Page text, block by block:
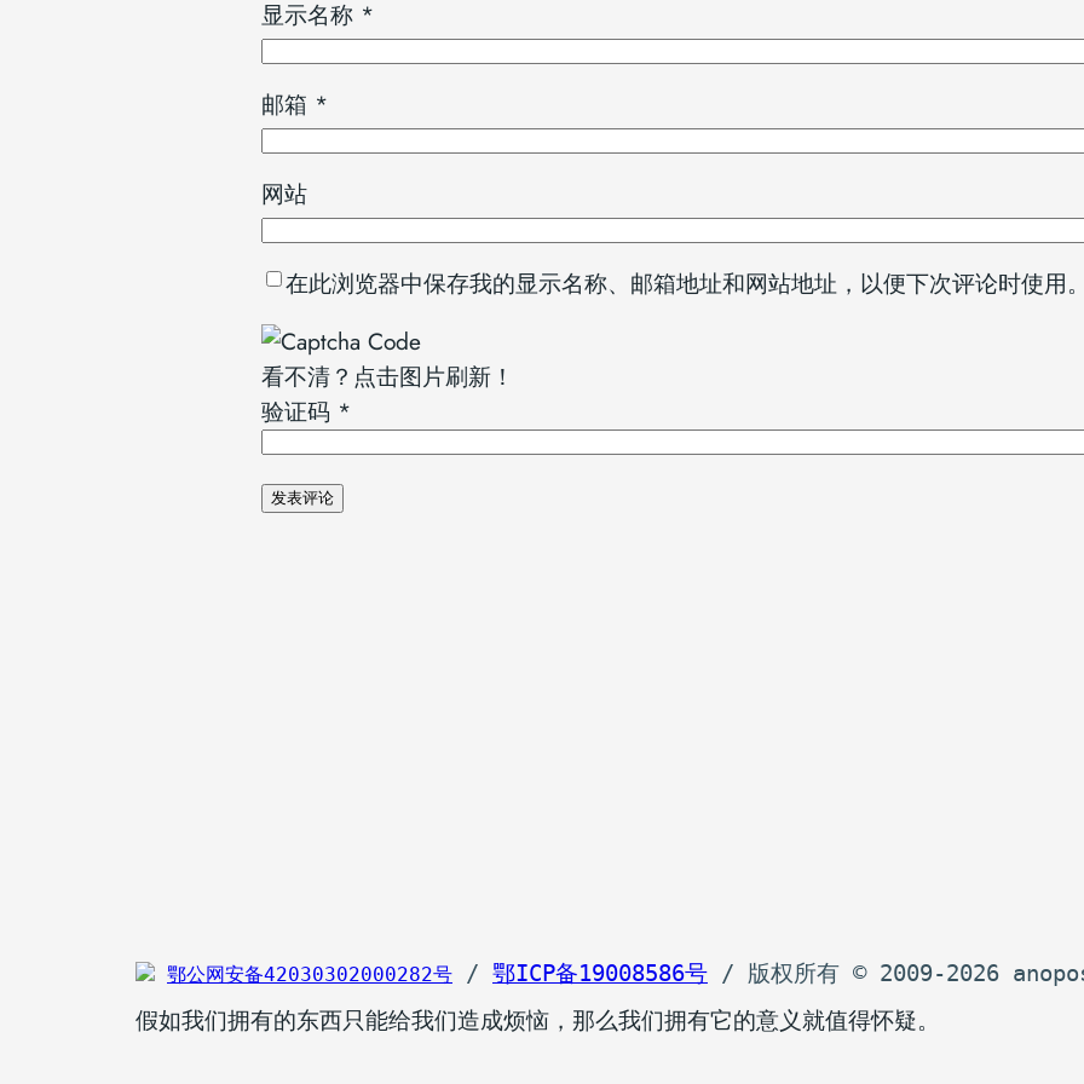
显示名称 *
邮箱 *
网站
在此浏览器中保存我的显示名称、邮箱地址和网站地址，以便下次评论时使用
看不清？点击图片刷新！
验证码 *
鄂公网安备42030302000282号 / 鄂ICP备19008586号 / 版权所有 © 2009-2026
假如我们拥有的东西只能给我们造成烦恼，那么我们拥有它的意义就值得怀疑。